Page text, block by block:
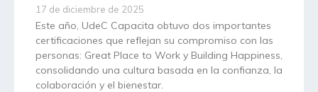
17 de diciembre de 2025
Este año, UdeC Capacita obtuvo dos importantes
certificaciones que reflejan su compromiso con las
personas: Great Place to Work y Building Happiness,
consolidando una cultura basada en la confianza, la
colaboración y el bienestar.